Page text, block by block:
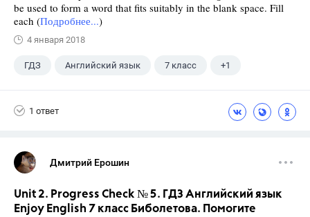
be used to form a word that fits suitably in the blank space. Fill
each (Подробнее...)
4 января 2018
ГДЗ Английский язык 7 класс +1
1 ответ
Дмитрий Ерошин
Unit 2. Progress Check № 5. ГДЗ Английский язык
Enjoy English 7 класс Биболетова. Помогите